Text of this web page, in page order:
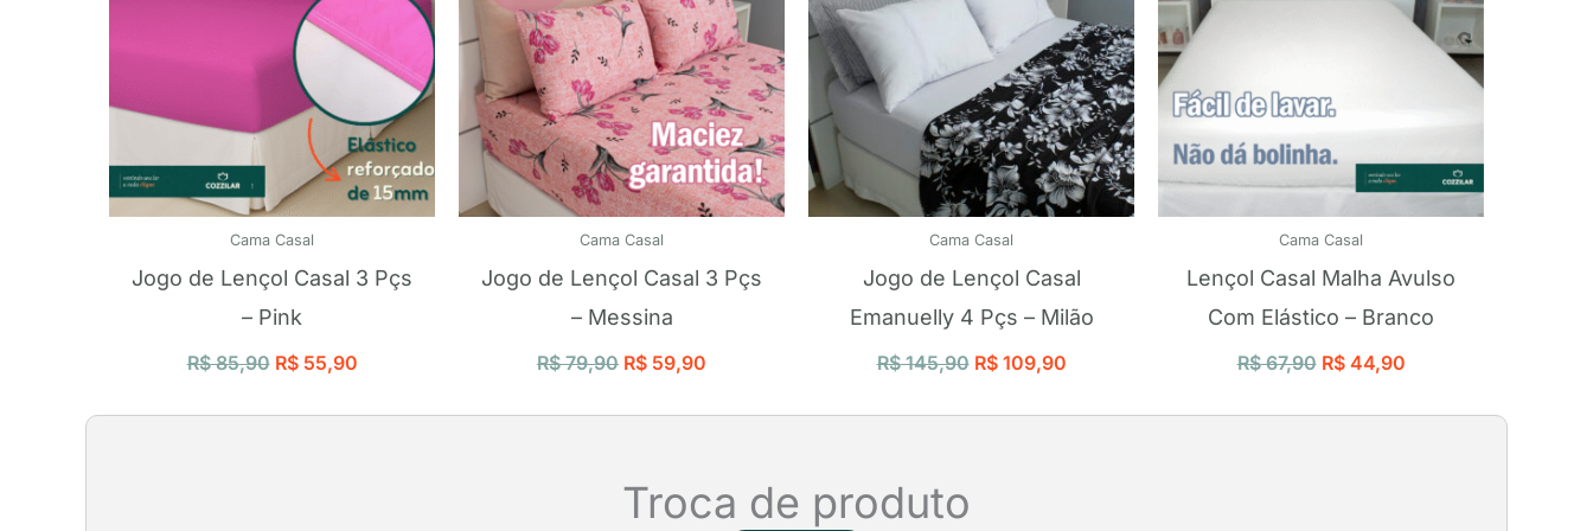
Cama Casal
Jogo de Lençol Casal 3 Pçs
– Pink
R$85,90 R$55,90
Cama Casal
Jogo de Lençol Casal 3 Pçs
– Messina
R$79,90 R$ 59,90
Cama Casal
Jogo de Lençol Casal
Emanuelly 4 Pçs – Milão
R$145,90 R$109,90
Cama Casal
Lençol Casal Malha Avulso
Com Elástico – Branco
R$67,90 R$44,90
Troca de produto